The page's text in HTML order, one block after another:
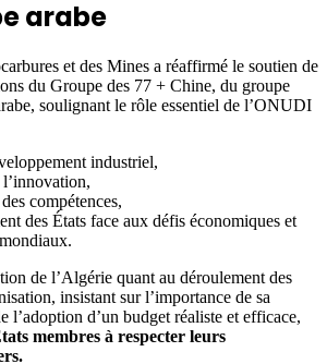
arabe
et des Mines a réaffirmé le soutien de
du Groupe des 77 + Chine, du groupe
soulignant le rôle essentiel de l’ONUDI
industriel,
compétences,
des États face aux défis économiques et
de l’Algérie quant au déroulement des
insistant sur l’importance de sa
l’adoption d’un budget réaliste et efficace,
membres à respecter leurs